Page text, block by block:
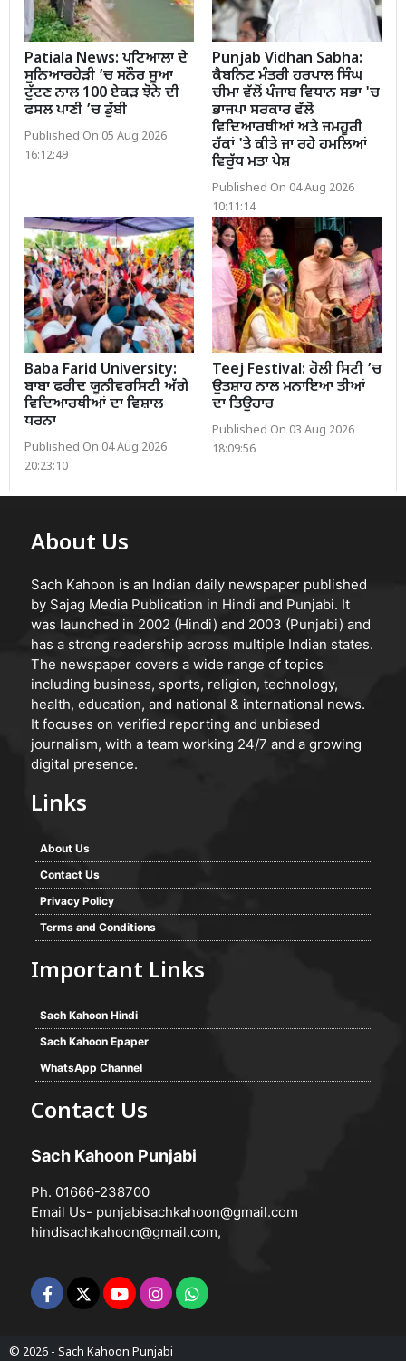
Patiala News: ਪਟਿਆਲਾ ਦੇ
ਸੁਨਿਆਰਹੇੜੀ ’ਚ ਸਨੌਰ ਸੂਆ
ਟੁੱਟਣ ਨਾਲ 100 ਏਕੜ ਝੋਨੇ ਦੀ
ਫਸਲ ਪਾਣੀ ’ਚ ਡੁੱਬੀ
Published On 05 Aug 2026
16:12:49
Punjab Vidhan Sabha:
ਕੈਬਨਿਟ ਮੰਤਰੀ ਹਰਪਾਲ ਸਿੰਘ
ਚੀਮਾ ਵੱਲੋਂ ਪੰਜਾਬ ਵਿਧਾਨ ਸਭਾ 'ਚ
ਭਾਜਪਾ ਸਰਕਾਰ ਵੱਲੋਂ
ਵਿਦਿਆਰਥੀਆਂ ਅਤੇ ਜਮਹੂਰੀ
ਹੱਕਾਂ 'ਤੇ ਕੀਤੇ ਜਾ ਰਹੇ ਹਮਲਿਆਂ
ਵਿਰੁੱਧ ਮਤਾ ਪੇਸ਼
Published On 04 Aug 2026
10:11:14
Baba Farid University:
ਬਾਬਾ ਫਰੀਦ ਯੂਨੀਵਰਸਿਟੀ ਅੱਗੇ
ਵਿਦਿਆਰਥੀਆਂ ਦਾ ਵਿਸ਼ਾਲ
ਧਰਨਾ
Published On 04 Aug 2026
20:23:10
Teej Festival: ਹੋਲੀ ਸਿਟੀ ’ਚ
ਉਤਸ਼ਾਹ ਨਾਲ ਮਨਾਇਆ ਤੀਆਂ
ਦਾ ਤਿਉਹਾਰ
Published On 03 Aug 2026
18:09:56
About Us
Sach Kahoon is an Indian daily newspaper published
by Sajag Media Publication in Hindi and Punjabi. It
was launched in 2002 (Hindi) and 2003 (Punjabi) and
has a strong readership across multiple Indian states.
The newspaper covers a wide range of topics
including business, sports, religion, technology,
health, education, and national & international news.
It focuses on verified reporting and unbiased
journalism, with a team working 24/7 and a growing
digital presence.
Links
About Us
Contact Us
Privacy Policy
Terms and Conditions
Important Links
Sach Kahoon Hindi
Sach Kahoon Epaper
WhatsApp Channel
Contact Us
Sach Kahoon Punjabi
Ph. 01666-238700
Email Us- punjabisachkahoon@gmail.com
hindisachkahoon@gmail.com,
© 2026 - Sach Kahoon Punjabi